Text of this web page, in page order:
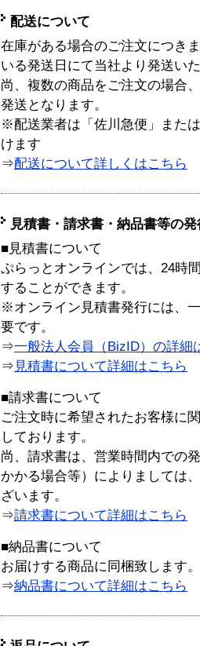
配送について
在庫がある場合のご注文につき
いる発送日にて当社より発送い
尚、複数の商品をご注文の場合
発送となります。
※配送業者は「佐川急便」また
けます
⇒配送について詳しくはこちら
見積書・請求書・納品書等の
■見積書について
ぷらっとオンラインでは、24時
することができます。
※オンライン見積書発行には、
要です。
⇒一般法人会員（BizID）の詳細
⇒ 見積書について詳細はこちら
■請求書について
ご注文時に希望されたお客様に
しております。
尚、請求書は、営業時間内での
かかる場合等）によりましては
ざいます。
⇒請求書について詳細はこちら
■納品書について
お届けする商品に同梱致します。
⇒納品書について詳細はこちら